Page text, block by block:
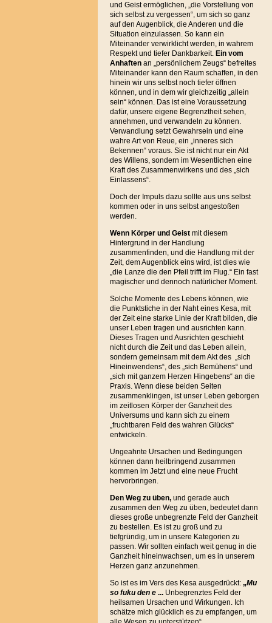
und Geist ermöglichen, „die Vorstellung von
sich selbst zu vergessen“, um sich so ganz
auf den Augenblick, die Anderen und die
Situation einzulassen. So kann ein
Miteinander verwirklicht werden, in wahrem
Respekt und tiefer Dankbarkeit. Ein vom
Anhaftenan „persönlichem Zeugs“ befreites
Miteinander kann den Raum schaffen, in den
hinein wir uns selbst noch tiefer öffnen
können, und in dem wir gleichzeitig „allein
sein“ können. Das ist eine Voraussetzung
dafür, unsere eigene Begrenztheit sehen,
annehmen, und verwandeln zu können.
Verwandlung setzt Gewahrsein und eine
wahre Art von Reue, ein „inneres sich
Bekennen“ voraus. Sie ist nicht nur ein Akt
des Willens, sondern im Wesentlichen eine
Kraft des Zusammenwirkens und des „sich
Einlassens“.
Doch der Impuls dazu sollte aus uns selbst
kommen oder in uns selbst angestoßen
werden.
Wenn Körper und Geistmit diesem
Hintergrund in der Handlung
zusammenfinden, und die Handlung mit der
Zeit, dem Augenblick eins wird, ist dies wie
„die Lanze die den Pfeil trifft im Flug.“ Ein fast
magischer und dennoch natürlicher Moment.
Solche Momente des Lebens können, wie
die Punktstiche in der Naht eines Kesa, mit
der Zeit eine starke Linie der Kraft bilden, die
unser Leben tragen und ausrichten kann.
Dieses Tragen und Ausrichten geschieht
nicht durch die Zeit und das Leben allein,
sondern gemeinsam mit dem Akt des „sich
Hineinwendens“, des „sich Bemühens“ und
„sich mit ganzem Herzen Hingebens“ an die
Praxis. Wenn diese beiden Seiten
zusammenklingen, ist unser Leben geborgen
im zeitlosen Körper der Ganzheit des
Universums und kann sich zu einem
„fruchtbaren Feld des wahren Glücks“
entwickeln.
Ungeahnte Ursachen und Bedingungen
können dann heilbringend zusammen
kommen im Jetzt und eine neue Frucht
hervorbringen.
Den Weg zu üben,und gerade auch
zusammen den Weg zu üben, bedeutet dann
dieses große unbegrenzte Feld der Ganzheit
zu bestellen. Es ist zu groß und zu
tiefgründig, um in unsere Kategorien zu
passen. Wir sollten einfach weit genug in die
Ganzheit hineinwachsen, um es in unserem
Herzen ganz anzunehmen.
So ist es im Vers des Kesa ausgedrückt: „Mu
so fuku den e...Unbegrenztes Feld der
heilsamen Ursachen und Wirkungen. Ich
schätze mich glücklich es zu empfangen, um